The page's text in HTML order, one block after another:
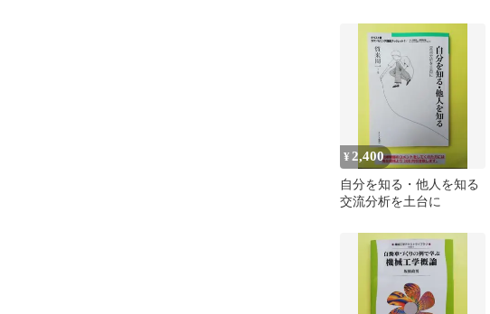
¥ 2,400
自分を知る・他人を知る
交流分析を土台に